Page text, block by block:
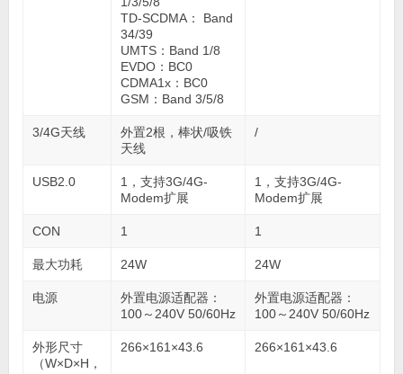
TD-SCDMA： Band
34/39
UMTS：Band 1/8
EVDO：BC0
CDMA1x：BC0
GSM：Band 3/5/8
3/4G天线
外置2根，棒状/吸铁
天线
/
USB2.0
1，支持3G/4G-
Modem扩展
1，支持3G/4G-
Modem扩展
CON 1 1
最大功耗 24W 24W
电源
外置电源适配器：
100～240V 50/60Hz
外置电源适配器：
100～240V 50/60Hz
外形尺寸
（W×D×H，
266×161×43.6 266×161×43.6